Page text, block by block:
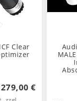
Clear
279,00 €